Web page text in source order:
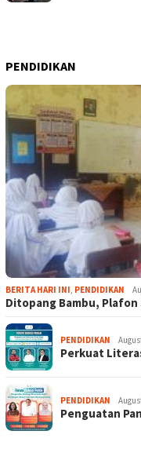
PENDIDIKAN
BERITA HARI INI PENDIDIKAN
Ditopang Bambu, Plafon
PENDIDIKAN
Perkuat
PENDIDIKAN
Penguatan